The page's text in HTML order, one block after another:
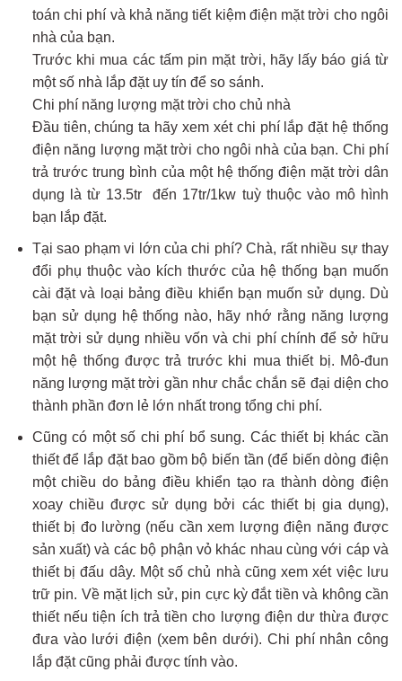
toán chi phí và khả năng tiết kiệm điện mặt trời cho ngôi
nhà của bạn.
Trước khi mua các tấm pin mặt trời, hãy lấy báo giá từ
một số nhà lắp đặt uy tín để so sánh.
Chi phí năng lượng mặt trời cho chủ nhà
Đầu tiên, chúng ta hãy xem xét chi phí lắp đặt hệ thống
điện năng lượng mặt trời cho ngôi nhà của bạn. Chi phí
trả trước trung bình của một hệ thống điện mặt trời dân
dụng là từ 13.5tr đến 17tr/1kw tuỳ thuộc vào mô hình
bạn lắp đặt.
Tại sao phạm vi lớn của chi phí? Chà, rất nhiều sự thay
đổi phụ thuộc vào kích thước của hệ thống bạn muốn
cài đặt và loại bảng điều khiển bạn muốn sử dụng. Dù
bạn sử dụng hệ thống nào, hãy nhớ rằng năng lượng
mặt trời sử dụng nhiều vốn và chi phí chính để sở hữu
một hệ thống được trả trước khi mua thiết bị. Mô-đun
năng lượng mặt trời gần như chắc chắn sẽ đại diện cho
thành phần đơn lẻ lớn nhất trong tổng chi phí.
Cũng có một số chi phí bổ sung. Các thiết bị khác cần
thiết để lắp đặt bao gồm bộ biến tần (để biến dòng điện
một chiều do bảng điều khiển tạo ra thành dòng điện
xoay chiều được sử dụng bởi các thiết bị gia dụng),
thiết bị đo lường (nếu cần xem lượng điện năng được
sản xuất) và các bộ phận vỏ khác nhau cùng với cáp và
thiết bị đấu dây. Một số chủ nhà cũng xem xét việc lưu
trữ pin. Về mặt lịch sử, pin cực kỳ đắt tiền và không cần
thiết nếu tiện ích trả tiền cho lượng điện dư thừa được
đưa vào lưới điện (xem bên dưới). Chi phí nhân công
lắp đặt cũng phải được tính vào.